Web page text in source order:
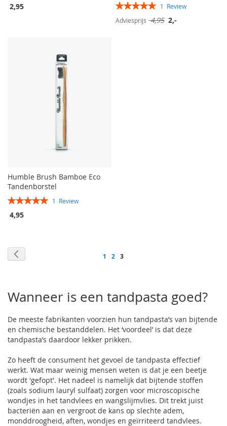
2,95
Rating:
1 Review
Adviesprijs 4,95 Speciale
2,-
Humble Brush Bamboe Eco
Tandenborstel
Rating:
1 Review
4,95
Pagina
Pagina
1 Pagina
2
Je
pagina
3
Wanneer is een tandpasta goed?
De meeste fabrikanten voorzien hun tandpasta’s van bijtende
en chemische bestanddelen. Het ‘voordeel’ is dat deze
tandpasta’s daardoor lekker prikken.
Zo heeft de consument het gevoel de tandpasta effectief
werkt. Wat maar weinig mensen weten is dat je een beetje
wordt 'gefopt'. Het nadeel is namelijk dat bijtende stoffen
(zoals sodium lauryl sulfaat) zorgen voor microscopische
wondjes in het tandvlees en wangslijmvlies. Dit trekt juist
bacteriën aan en vergroot de kans op slechte adem,
monddroogheid, aften, wondjes en geïrriteerd tandvlees.